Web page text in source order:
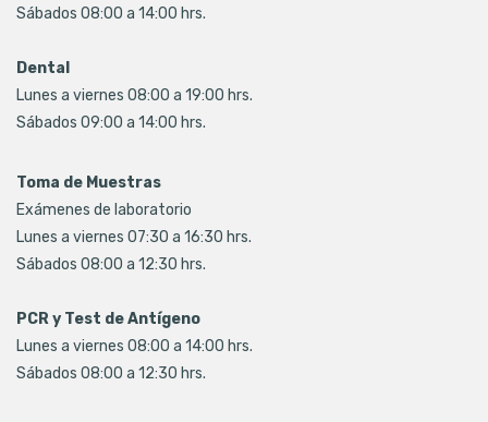
Sábados 08:00 a 14:00 hrs.
Dental
Lunes a viernes 08:00 a 19:00 hrs.
Sábados 09:00 a 14:00 hrs.
Toma de Muestras
Exámenes de laboratorio
Lunes a viernes 07:30 a 16:30 hrs.
Sábados 08:00 a 12:30 hrs.
PCR y Test de Antígeno
Lunes a viernes 08:00 a 14:00 hrs.
Sábados 08:00 a 12:30 hrs.